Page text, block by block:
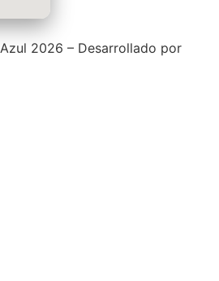
2026 – Desarrollado por